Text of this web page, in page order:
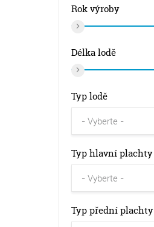
Rok výroby
Rok
výroby
Rok
výroby
do
Délka lodě
Délka
od
Délka
Typ lodě
Typ hlavní plachty
Typ přední plachty